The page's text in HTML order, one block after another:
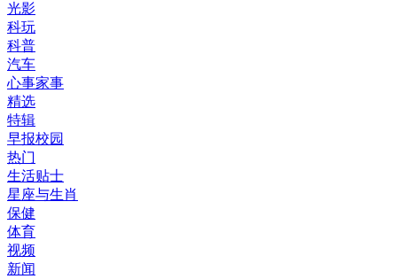
光影
科玩
科普
汽车
心事家事
精选
特辑
早报校园
热门
生活贴士
星座与生肖
保健
体育
视频
新闻